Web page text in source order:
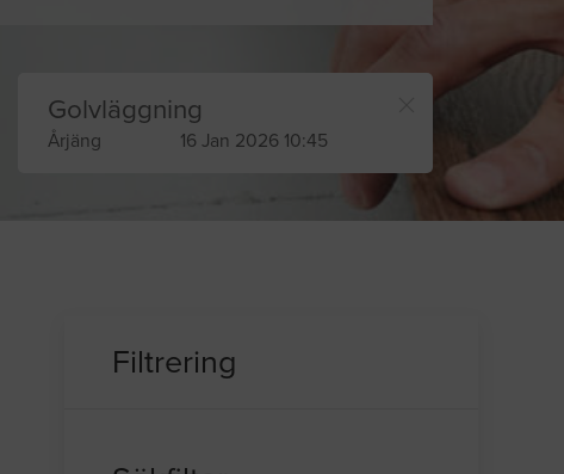
Golvläggning
Årjäng 16 Jan 2026 10:45
Filtrering